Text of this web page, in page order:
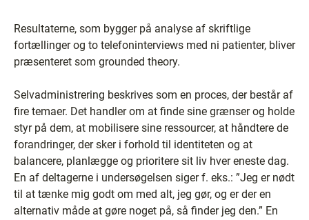
Resultaterne, som bygger på analyse af skriftlige
fortællinger og to telefoninterviews med ni patienter, bliver
præsenteret som grounded theory.
Selvadministrering beskrives som en proces, der består af
fire temaer. Det handler om at finde sine grænser og holde
styr på dem, at mobilisere sine ressourcer, at håndtere de
forandringer, der sker i forhold til identiteten og at
balancere, planlægge og prioritere sit liv hver eneste dag.
En af deltagerne i undersøgelsen siger f. eks.: ”Jeg er nødt
til at tænke mig godt om med alt, jeg gør, og er der en
alternativ måde at gøre noget på, så finder jeg den.” En